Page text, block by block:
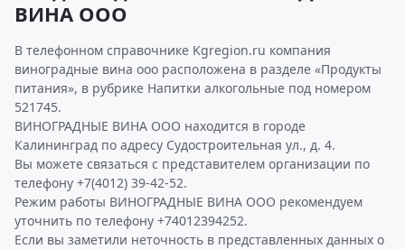
ВИНА ООО
В телефонном справочнике Kgregion.ru компания
виноградные вина ооо расположена в разделе «Продукты
питания», в рубрике Напитки алкогольные под номером
521745.
ВИНОГРАДНЫЕ ВИНА ООО находится в городе
Калининград по адресу Судостроительная ул., д. 4.
Вы можете связаться с представителем организации по
телефону +7(4012) 39-42-52.
Режим работы ВИНОГРАДНЫЕ ВИНА ООО рекомендуем
уточнить по телефону +74012394252.
Если вы заметили неточность в представленных данных о